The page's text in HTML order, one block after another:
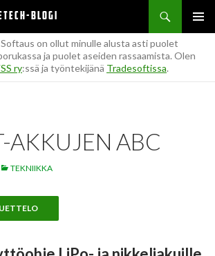
blogi
Eero:
on ollut minulle alusta asti puolet
ja puolet aseiden rassaamista. Olen
ry:ssä ja työntekijänä Tradesoftissa.
AKKUJEN ABC
TEKNIIKKA